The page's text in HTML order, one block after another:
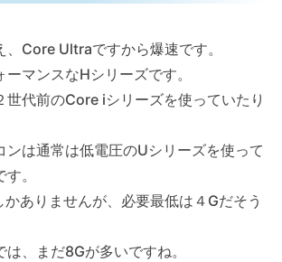
、Core Ultraですから爆速です。
ーマンスなHシリーズです。
世代前のCore iシリーズを使っていたり
ンは通常は低電圧のUシリーズを使って
。
かありませんが、必要最低は４Gだそう
、まだ8Gが多いですね。